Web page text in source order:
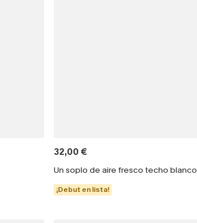
32,00 €
Un soplo de aire fresco techo blanco
¡Debut en lista!